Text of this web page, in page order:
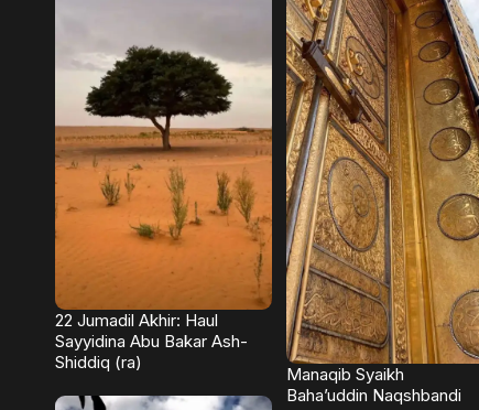
22 Jumadil Akhir: Haul
Sayyidina Abu Bakar Ash-
Shiddiq (ra)
Manaqib Syaikh
Baha’uddin Naqshbandi